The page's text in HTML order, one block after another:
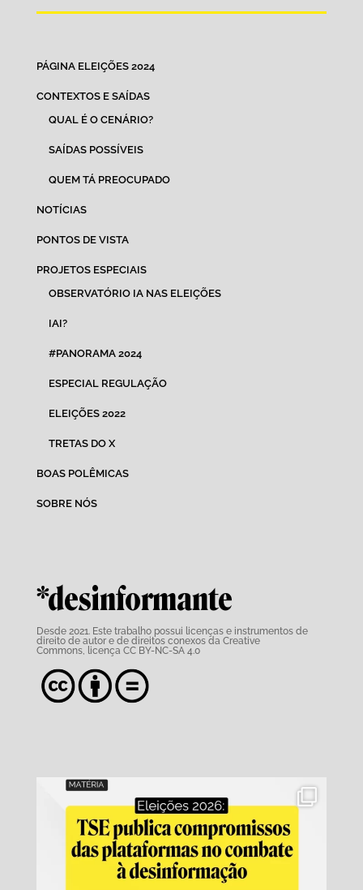
PÁGINA ELEIÇÕES 2024
CONTEXTOS E SAÍDAS
QUAL É O CENÁRIO?
SAÍDAS POSSÍVEIS
QUEM TÁ PREOCUPADO
NOTÍCIAS
PONTOS DE VISTA
PROJETOS ESPECIAIS
OBSERVATÓRIO IA NAS ELEIÇÕES
IAI?
#PANORAMA 2024
ESPECIAL REGULAÇÃO
ELEIÇÕES 2022
TRETAS DO X
BOAS POLÊMICAS
SOBRE NÓS
*desinformante
Desde 2021. Este trabalho possui licenças e instrumentos de
direito de autor e de direitos conexos da Creative
Commons, licença CC BY-NC-SA 4.0